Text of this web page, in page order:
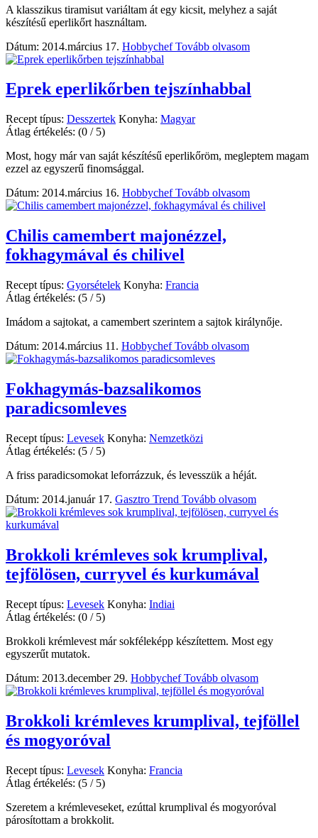
A klasszikus tiramisut variáltam át egy kicsit, melyhez a saját
készítésű eperlikőrt használtam.
Dátum: 2014.március 17. HobbychefTovább olvasom
Eprek eperlikőrben tejszínhabbal
Recept típus: Desszertek Konyha: Magyar
Átlag értékelés: (0 / 5)
Most, hogy már van saját készítésű eperlikőröm, megleptem magam
ezzel az egyszerű finomsággal.
Dátum: 2014.március 16. HobbychefTovább olvasom
Chilis camembert majonézzel,
fokhagymával és chilivel
Recept típus: Gyorsételek Konyha: Francia
Átlag értékelés: (5 / 5)
Imádom a sajtokat, a camembert szerintem a sajtok királynője.
Dátum: 2014.március 11. HobbychefTovább olvasom
Fokhagymás-bazsalikomos
paradicsomleves
Recept típus: Levesek Konyha: Nemzetközi
Átlag értékelés: (5 / 5)
A friss paradicsomokat leforrázzuk, és levesszük a héját.
Dátum: 2014.január 17. Gasztro Trend Tovább olvasom
Brokkoli krémleves sok krumplival,
tejfölösen, curryvel és kurkumával
Recept típus: Levesek Konyha: Indiai
Átlag értékelés: (0 / 5)
Brokkoli krémlevest már sokféleképp készítettem. Most egy
egyszerűt mutatok.
Dátum: 2013.december 29. HobbychefTovább olvasom
Brokkoli krémleves krumplival, tejföllel
és mogyoróval
Recept típus: Levesek Konyha: Francia
Átlag értékelés: (5 / 5)
Szeretem a krémleveseket, ezúttal krumplival és mogyoróval
párosítottam a brokkolit.